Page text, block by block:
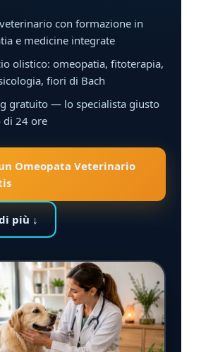
con formazione in
e medicine integrate
olistico: omeopatia, fitoterapia,
fiori di Bach
gratuito — lo specialista giusto
di 24 ore
Omeopata Veterinario
più ↓